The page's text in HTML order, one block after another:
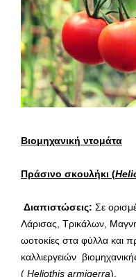
Βιομηχανική ντομάτα
Πράσινο σκουλήκι (
Διαπιστώσεις: Σε
Λάρισας, Τρικάλων,
ωοτοκίες στα φύλλα και
καλλιεργειών
( Heliothis armigerra).